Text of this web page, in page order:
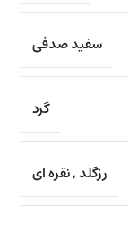
سفید صدفی
گرد
رزگلد,نقره ای